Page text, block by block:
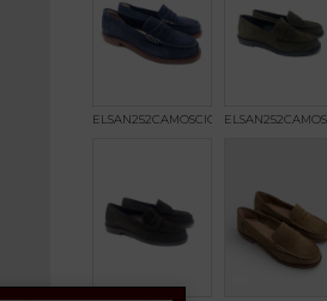
ELSAN252CAMOSCIO89764BLU